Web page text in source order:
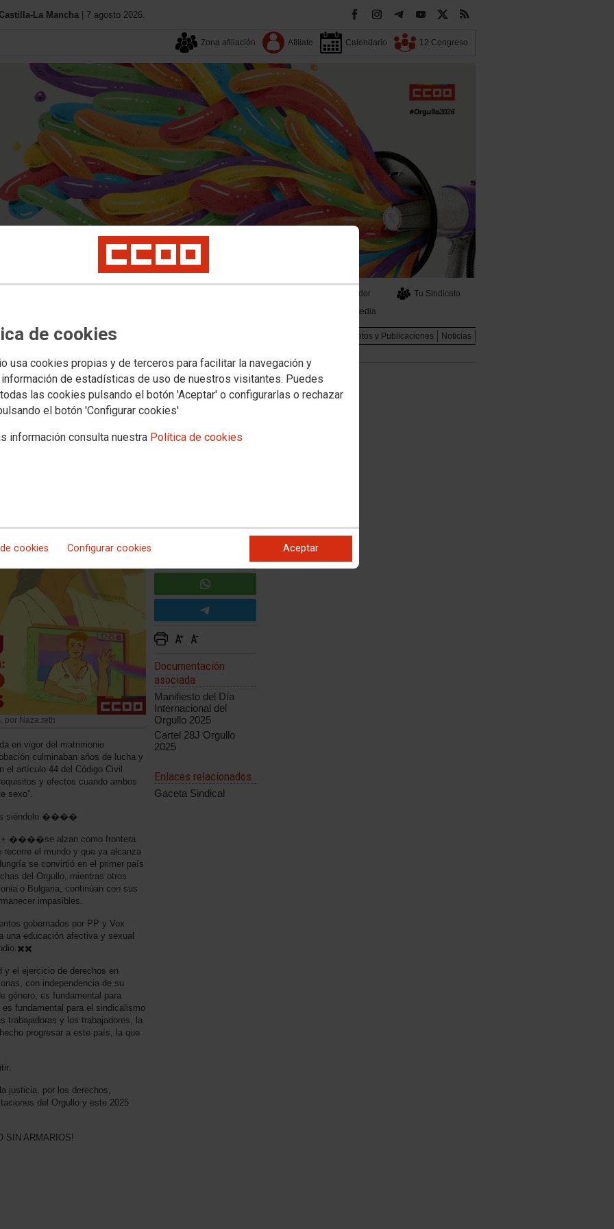
de cookies
usa cookies propias y de terceros para facilitar la navegación y
de estadísticas de uso de nuestros visitantes. Puedes
las cookies pulsando el botón 'Aceptar' o configurarlas o rechazar
el botón 'Configurar cookies'
información consulta nuestra Política de cookies
cookies Configurar cookies Aceptar
La Mancha | 7 agosto 2026.
Zona afiliación Afiliate Calendario 12 Congreso
Buscador
Tu Sindicato
Multimedia
Concertada Universidad Formacion Documentos y Publicaciones
Noticias
al trabajo sin armarios
reivindicamos la igualdad efectiva y seguimos
de las personas LGTBI+ ����
por Naza.reth
en vigor del matrimonio
culminaban años de lucha y
el artículo 44 del Código Civil
y efectos cuando ambos
sexo”.
siéndolo.����
����se alzan como frontera
el mundo y que ya alcanza
se convirtió en el primer país
del Orgullo, mientras otros
o Bulgaria, continúan con sus
impasibles.
gobernados por PP y Vox
una educación afectiva y sexual
el ejercicio de derechos en
con independencia de su
género, es fundamental para
fundamental para el sindicalismo
trabajadoras y los trabajadores, la
progresar a este país, la que
justicia, por los derechos,
del Orgullo y este 2025
SIN ARMARIOS!
Documentación
asociada
Manifiesto del Día
Internacional del
Orgullo 2025
Cartel 28J Orgullo
2025
Enlaces relacionados
Gaceta Sindical